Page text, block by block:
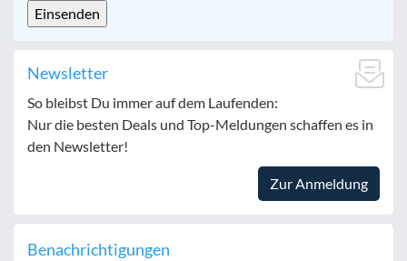
Newsletter
So bleibst Du immer auf dem Laufenden:
Nur die besten Deals und Top-Meldungen schaffen es in
den Newsletter!
Zur Anmeldung
Benachrichtigungen